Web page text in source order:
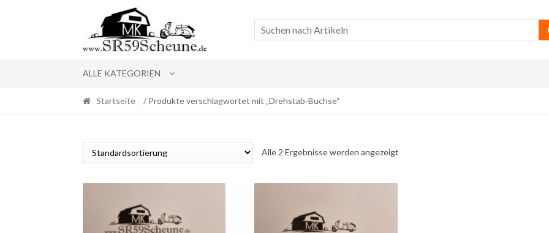
navigation
content
ALLE KATEGORIEN
Startseite / Produkte verschlagwortet mit „Drehstab-Buchse“
Alle 2 Ergebnisse werden angezeigt